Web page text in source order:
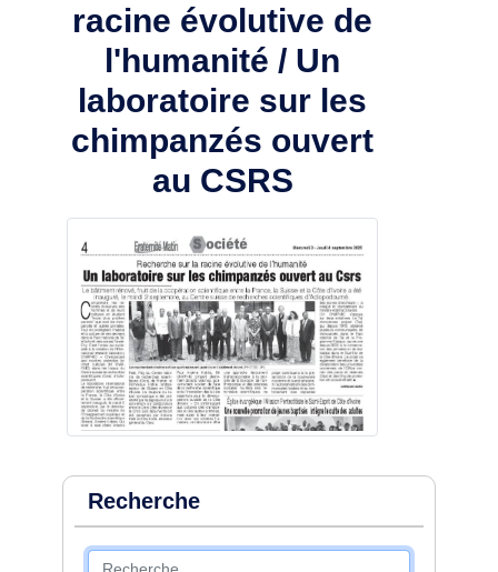
racine évolutive de
l'humanité / Un
laboratoire sur les
chimpanzés ouvert
au CSRS
Recherche